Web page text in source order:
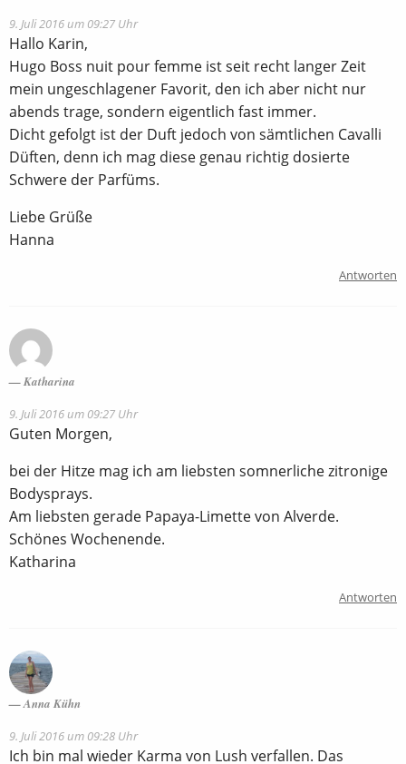
9. Juli 2016 um 09:27 Uhr
Hallo Karin,
Hugo Boss nuit pour femme ist seit recht langer Zeit
mein ungeschlagener Favorit, den ich aber nicht nur
abends trage, sondern eigentlich fast immer.
Dicht gefolgt ist der Duft jedoch von sämtlichen Cavalli
Düften, denn ich mag diese genau richtig dosierte
Schwere der Parfüms.
Liebe Grüße
Hanna
Antworten
Katharina
9. Juli 2016 um 09:27 Uhr
Guten Morgen,
bei der Hitze mag ich am liebsten somnerliche zitronige
Bodysprays.
Am liebsten gerade Papaya-Limette von Alverde.
Schönes Wochenende.
Katharina
Antworten
Anna Kühn
9. Juli 2016 um 09:28 Uhr
Ich bin mal wieder Karma von Lush verfallen. Das